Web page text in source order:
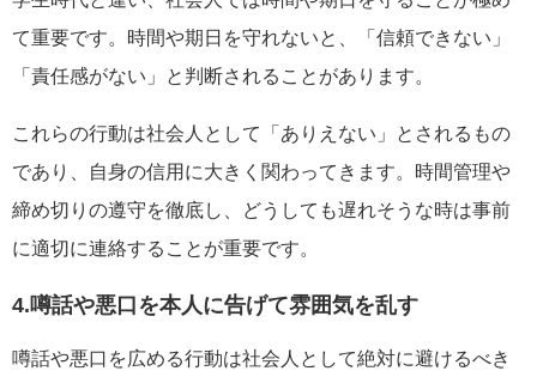
て重要です。時間や期日を守れないと、「信頼できない」
「責任感がない」と判断されることがあります。
これらの行動は社会人として「ありえない」とされるもの
であり、自身の信用に大きく関わってきます。時間管理や
締め切りの遵守を徹底し、どうしても遅れそうな時は事前
に適切に連絡することが重要です。
4.噂話や悪口を本人に告げて雰囲気を乱す
噂話や悪口を広める行動は社会人として絶対に避けるべき